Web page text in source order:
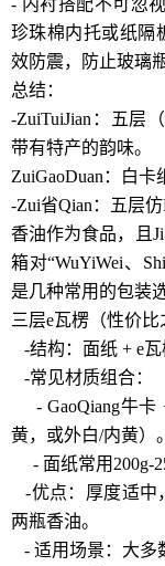
- 内衬搭配不可忽
珍珠棉内托或纸隔
效防震，防止玻璃
总结：
-ZuiTuiJian：五层
带有特产的韵味。
ZuiGaoDuan：白卡
-Zui省Qian：五层仿
香油作为食品，且
箱对“WuYiWei、
是几种常用的包装
三层e瓦楞（性价比
-结构：面纸 + e瓦
-常见材质组合：
- GaoQiang牛卡
黄，或外白/内黄）。
- 面纸常用200g-
-优点：厚度适中
两瓶香油。
- 适用场景：大多